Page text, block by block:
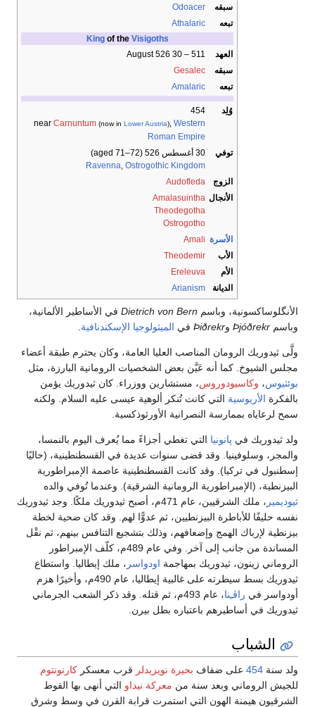
سبقه
Odoacer
تبعه
Athalaric
Kingof the Visigoths
العهد
511 – 30 August 526
سبقه
Gesalec
تبعه
Amalaric
وُلِد
454
near Carnuntum (now in Lower Austria), Western
Roman Empire
توفي
30 أغسطس 526
(aged 71–72)
Ravenna, Ostrogothic Kingdom
الزوج
Audofleda
الأنجال Amalasuintha
Theodegotha
Ostrogotho
الأسرة Amali
الأب
Theodemir
الأم
Ereleuva
الديانة
Arianism
الأنگلوساكسونية، وباسم Dietrich von Bern في الأساطير الألمانية،
وباسم Þjóðrekr وÞiðrekr في الميثولوجيا الإسكندنافية.
ولَّى ثيدوريك الرومان المناصب العليا العامة، وكان يحترم طبقة أعضاء
مجلس الشيوخ. كما أنه عَيَّن بعض الشخصيات الرومانية البارزة، مثل
بوئثيوس، وكاسيودوروس، مستشارين ووزراء. كان ثيدوريك يؤمن
بالفكرة الأريوسية التي كانت تُنكر ألوهية عيسى عليه السلام. ولكنه
سمح لرعاياه بممارسة النصرانية الأورثوذكسية.
ولد ثيدوريك في پانونيا التي تغطي أجزاءً مما يُعرف اليوم بالنمسا،
والمجر، وسلوفينيا. وقد قضى سنوات عديدة في القسطنطينية، (حاليًا
إسطنبول في تركيا). وقد كانت القسطنطينية عاصمة الإمبراطورية
البيزنطية، (الإمبراطورية الرومانية الشرقية). وعندما تُوفي والده
ثيوديمير
، ملك الشرقيين، عام 471م، أصبح ثيدوريك ملكًا. وجد ثيدوريك
نفسه حليفًا للأباطرة البيزنطيين، ثم عدوًّا لهم. وقد كان ضحية لخطة
بيزنطية لإرباك الهمج وإضعافهم، وذلك بتشجيع التنافس بينهم، ثم نقْل
المساندة من جانب إلى آخر. وفي عام 489م، كلّف الإمبراطور
الروماني زينون، ثيدوريك بمهاجمة اودواسر ، ملك إيطاليا. واستطاع
ثيدوريك بسط سيطرته على غالبية إيطاليا، عام 490م، وأخيرًا هزم
أودواسر في راڤـِنا
، عام 493م، ثم قتله. وقد ذكر الشعب الجرماني
ثيدوريك في أساطيرهم باعتباره بطل بيرن.
الشباب
ولد سنة 454 على ضفاف بحيرة نويزيدلر قرب معسكر كارنونتوم
للجيش الروماني وبعد سنة من معركة نيداو التي أنهى بها القوط
الشرقيون هيمنة الهون التي استمرت قرابة القرن في وسط وشرق